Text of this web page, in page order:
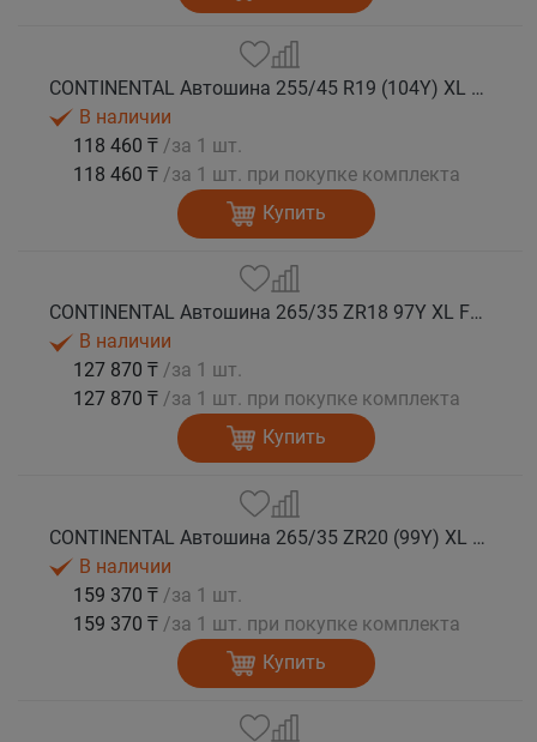
CONTINENTAL Автошина 255/45 R19 (104Y) XL FR SportContact 7 лето
В наличии
118 460 ₸ /за 1 шт.
118 460 ₸ /за 1 шт. при покупке комплекта
Купить
CONTINENTAL Автошина 265/35 ZR18 97Y XL FR SportContact 7 лето
В наличии
127 870 ₸ /за 1 шт.
127 870 ₸ /за 1 шт. при покупке комплекта
Купить
CONTINENTAL Автошина 265/35 ZR20 (99Y) XL FR SportContact 7 лето
В наличии
159 370 ₸ /за 1 шт.
159 370 ₸ /за 1 шт. при покупке комплекта
Купить